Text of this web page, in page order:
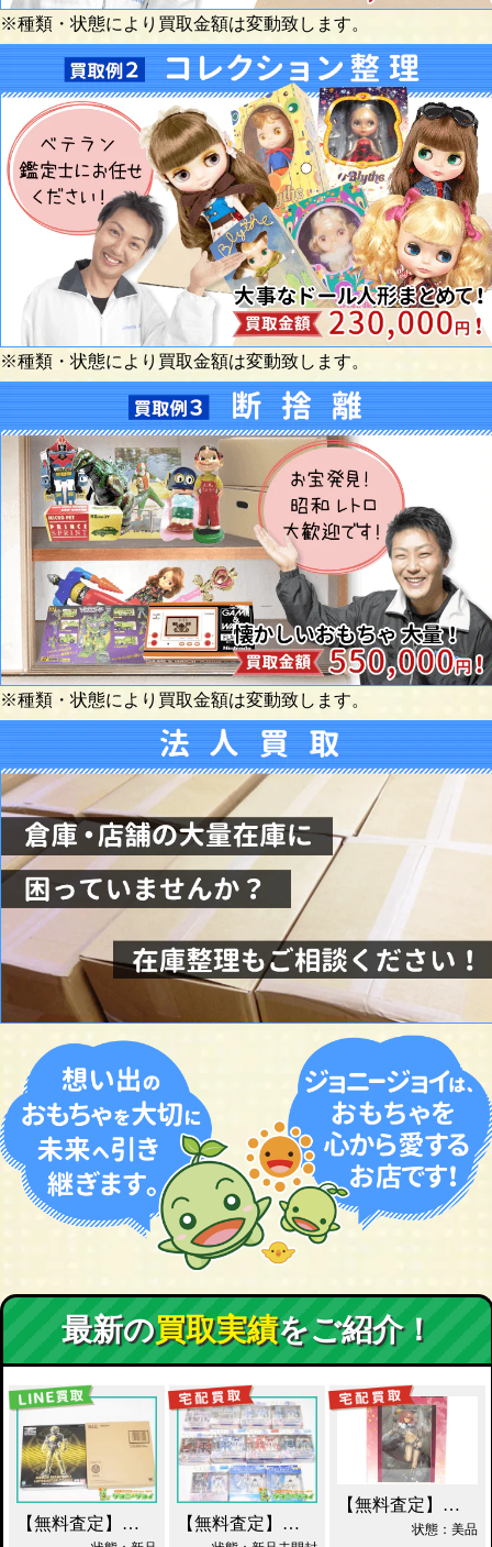
※種類・状態により買取金額は変動致します。
※種類・状態により買取金額は変動致します。
※種類・状態により買取金額は変動致します。
最新の買取実績をご紹介！
【無料査定】昭和レトロ玩具歓迎 ｜ S.I.C. 仮面ライダーオーズ ラトラーターコンボ買取 【無料査定】昭和レトロ玩具歓迎 ｜ ガンダムフィックスフィギュレーション GFF おまとめ買取！
【無料査定】昭和レトロ玩具歓迎 ｜ アルター 百花繚乱 千姫 買取！
状態：美品